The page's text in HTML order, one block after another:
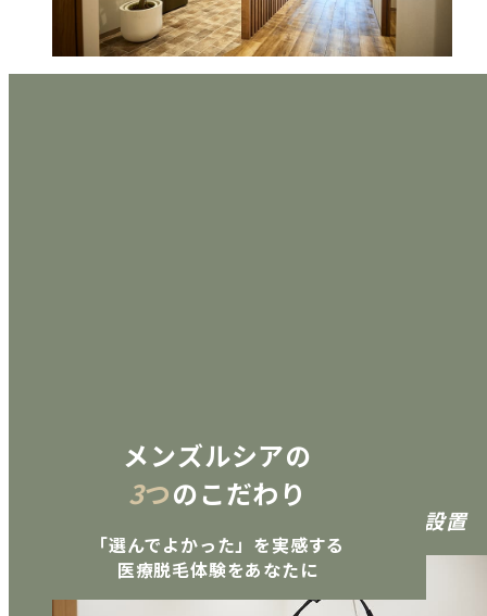
メンズルシアの
3つのこだわり
「選んでよかった」を実感する
医療脱毛体験をあなたに
01
最新型
全院設置